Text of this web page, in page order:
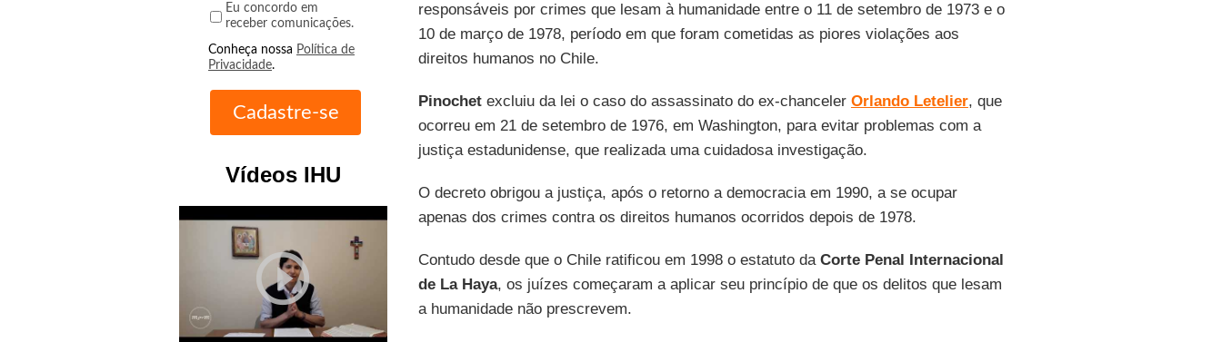
Eu concordo em
receber comunicações.
Conheça nossa Política de
Privacidade.
Vídeos IHU
play_circle_outline
responsáveis por crimes que lesam à humanidade entre o 11 de setembro de 1973 e o
10 de março de 1978, período em que foram cometidas as piores violações aos
direitos humanos no Chile.
Pinochetexcluiu da lei o caso do assassinato do ex-chanceler Orlando Letelier, que
ocorreu em 21 de setembro de 1976, em Washington, para evitar problemas com a
justiça estadunidense, que realizada uma cuidadosa investigação.
O decreto obrigou a justiça, após o retorno a democracia em 1990, a se ocupar
apenas dos crimes contra os direitos humanos ocorridos depois de 1978.
Contudo desde que o Chile ratificou em 1998 o estatuto da Corte Penal Internacional
de La Haya, os juízes começaram a aplicar seu princípio de que os delitos que lesam
a humanidade não prescrevem.